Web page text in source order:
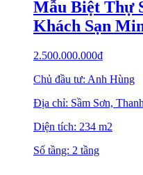
Mẫu Biệt Thự
Khách Sạn
2.500.000.000₫
Chủ đầu tư: Anh Hùng
Địa chỉ: Sầm Sơn,
Diện tích: 234 m2
Số tầng: 2 tầng